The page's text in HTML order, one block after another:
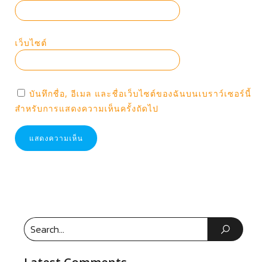
เว็บไซต์
บันทึกชื่อ, อีเมล และชื่อเว็บไซต์ของฉันบนเบราว์เซอร์นี้
สำหรับการแสดงความเห็นครั้งถัดไป